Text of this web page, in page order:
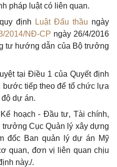
pháp luật có liên quan.
định
Luật Đấu thầu ngày
2014/NĐ-CP ngày 26/4/2016
tư hướng dẫn của Bộ trưởng
tại Điều 1 của Quyết định
bước tiếp theo để tổ chức lựa
dự án.
hoạch - Đầu tư, Tài chính,
trưởng Cục Quản lý xây dựng
đốc Ban quản lý dự án Mỹ
quan, đơn vị liên quan chịu
này./.